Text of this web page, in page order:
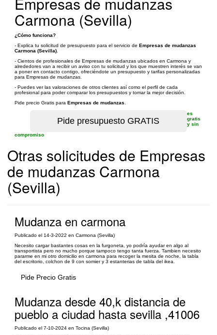
Carmona (Sevilla)
¿Cómo funciona?
- Explica tu solicitud de presupuesto para el servicio de Empresas de mudanzas
Carmona (Sevilla)
- Cientos de profesionales de Empresas de mudanzas ubicados en Carmona y
alrededores van a recibir un aviso con tu solicitud y los que muestren interés se van
a poner en contacto contigo, ofreciéndote un presupuesto y tarifas personalizadas
para Empresas de mudanzas.
- Puedes ver las valoraciones de otros clientes así como el perfil de cada
profesional para poder comparar los presupuestos y tomar la mejor decisión.
Pide precio Gratis para Empresas de mudanzas
es
gratis
y sin
compromiso
Otras solicitudes de Empresas
de mudanzas Carmona
(Sevilla)
Mudanza en carmona
Publicado el 14-3-2022 en Carmona (Sevilla)
Necesito cargar bastantes cosas en la furgoneta, yo podría ayudar en algo al
transportista pero no mucho porque tampoco tengo tanta fuerza. Tambien necesito
pararme en mi otro domicilio en carmona para recoger la mesita de noche, la tabla
del escritorio, colchon de 9 con somier y 3 estanterias de tabla del ikea.
Pide Precio Gratis
Mudanza desde 40,k distancia de
pueblo a ciudad hasta sevilla ,41006
Publicado el 7-10-2024 en Tocina (Sevilla)